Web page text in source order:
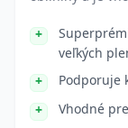
veľkých
Podporuje
Vhodné